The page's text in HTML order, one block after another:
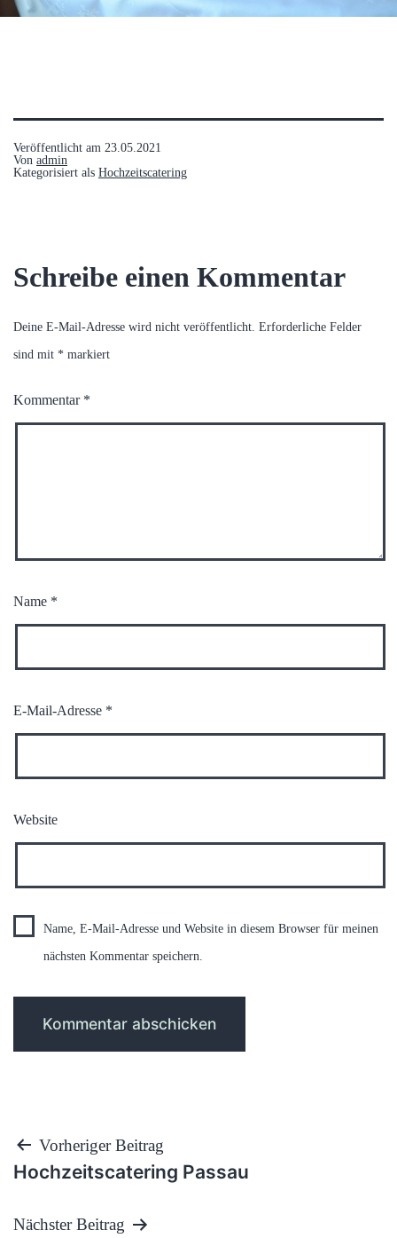
Veröffentlicht am 23.05.2021
Von admin
Kategorisiert als Hochzeitscatering
Schreibe einen Kommentar
Deine E-Mail-Adresse wird nicht veröffentlicht. Erforderliche Felder
sind mit * markiert
Kommentar *
Name *
E-Mail-Adresse *
Website
Name, E-Mail-Adresse und Website in diesem Browser für meinen
nächsten Kommentar speichern.
Beitragsnavigation
Vorheriger Beitrag
Hochzeitscatering Passau
Nächster Beitrag